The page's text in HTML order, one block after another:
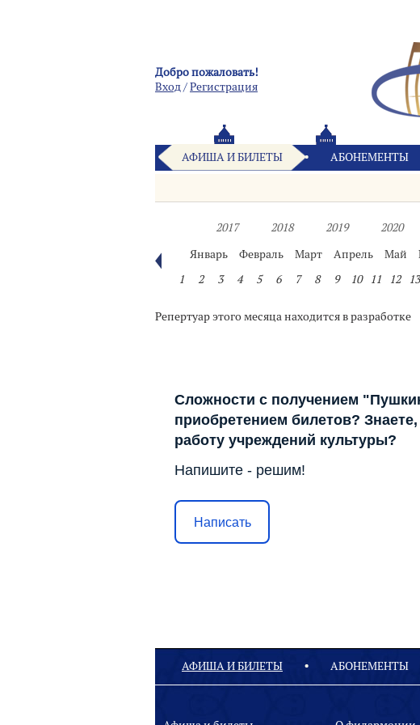
Добро пожаловать!
Вход/Pегистрация
АФИША И БИЛЕТЫ АБОНЕМЕНТЫ
2017 2018 2019 2020
Январь
Февраль Март Апрель Май
1
2 3 4 5 6 7 8 9 10 11 12 13
Репертуар этого месяца находится в разработке
Сложности с получением
приобретением билетов?
работу учреждений культуры?
Напишите - решим!
Написать
АФИША И БИЛЕТЫ АБОНЕМЕНТЫ